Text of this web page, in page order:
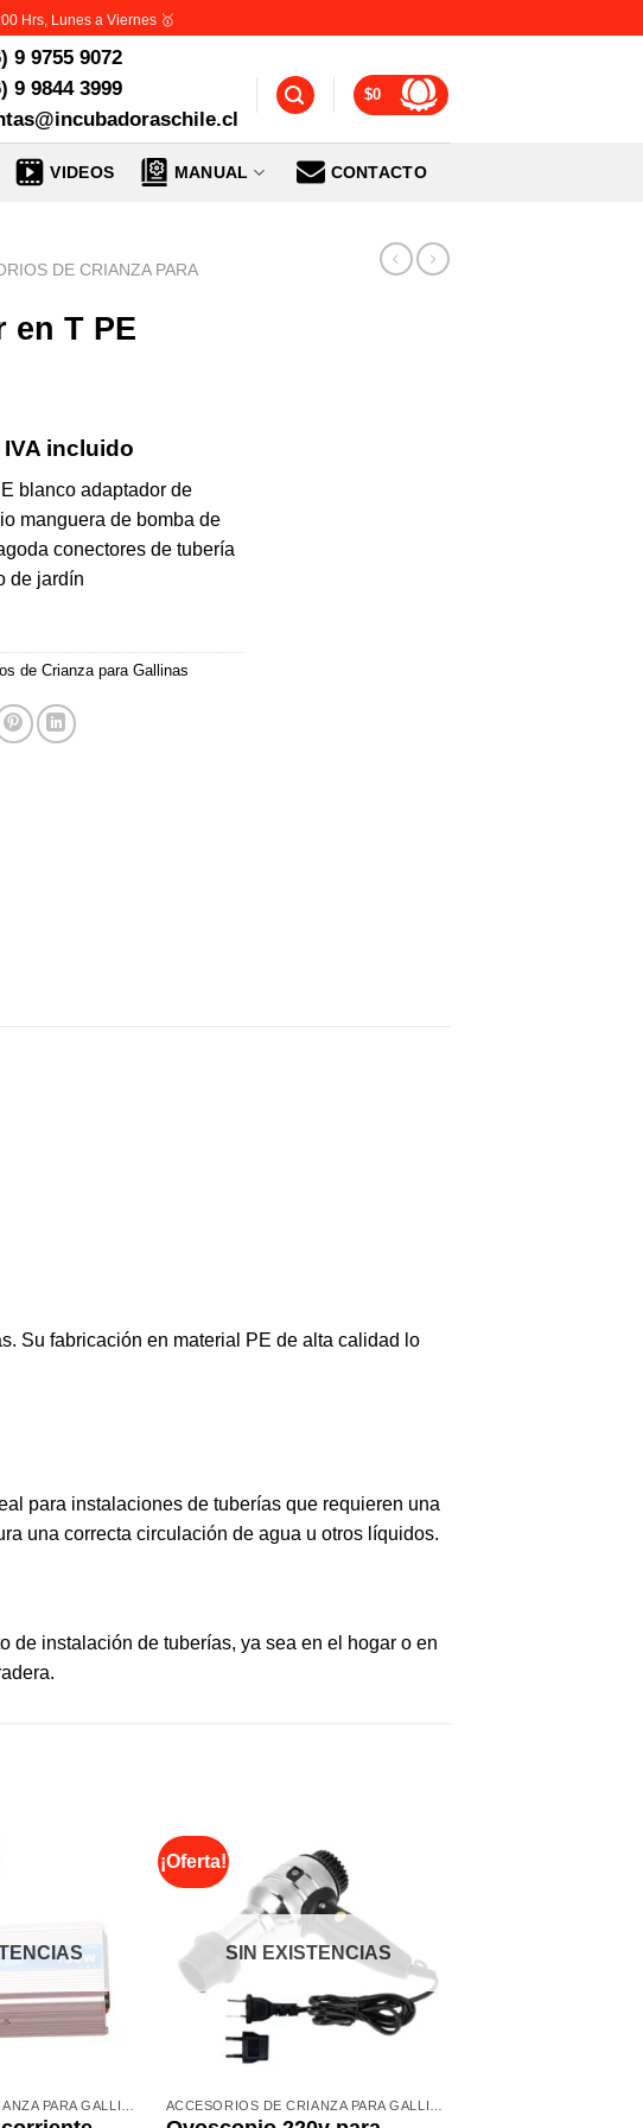
Hrs, Lunes a Viernes 🥇
9 9755 9072
9 9844 3999
$0
VIDEOS MANUAL CONTACTO
DE CRIANZA PARA
en T PE
IVA incluido
blanco adaptador de
manguera de bomba de
conectores de tubería
de jardín
de Crianza para Gallinas
Su fabricación en material PE de alta calidad lo
para instalaciones de tuberías que requieren una
una correcta circulación de agua u otros líquidos.
de instalación de tuberías, ya sea en el hogar o en
¡Oferta!
SIN EXISTENCIAS